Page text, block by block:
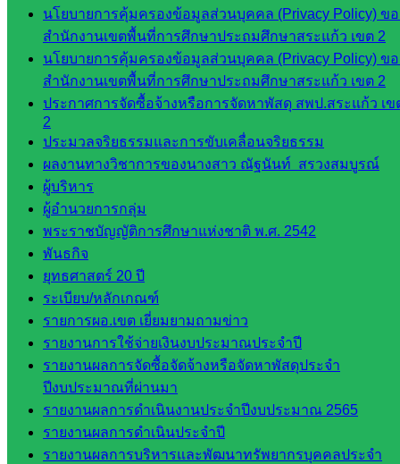
นโยบายการคุ้มครองข้อมูลส่วนบุคคล (Privacy Policy) ข
สำนักงานเขตพื้นที่การศึกษาประถมศึกษาสระแก้ว เขต 2
นโยบายการคุ้มครองข้อมูลส่วนบุคคล (Privacy Policy) ข
สำนักงานเขตพื้นที่การศึกษาประถมศึกษาสระแก้ว เขต 2
ประกาศการจัดซื้อจ้างหรือการจัดหาพัสดุ สพป.สระแก้ว เข
2
ประมวลจริยธรรมและการขับเคลื่อนจริยธรรม
ผลงานทางวิชาการของนางสาว ณัฐนันท์ สรวงสมบูรณ์
ผู้บริหาร
ผู้อำนวยการกลุ่ม
พระราชบัญญัติการศึกษาแห่งชาติ พ.ศ. 2542
พันธกิจ
ยุทธศาสตร์ 20 ปี
ระเบียบ/หลักเกณฑ์
รายการผอ.เขต เยี่ยมยามถามข่าว
รายงานการใช้จ่ายเงินงบประมาณประจำปี
รายงานผลการจัดซื้อจัดจ้างหรือจัดหาพัสดุประจำ
ปีงบประมาณที่ผ่านมา
รายงานผลการดำเนินงานประจำปีงบประมาณ 2565
รายงานผลการดำเนินประจำปี
รายงานผลการบริหารและพัฒนาทรัพยากรบุคคลประจำ
เว็บไซต์
คณะ
กรรมการ
ก.ต.ป.น.
เว็บไซต์
อ.ค.ก.ศ.เขต
พื้นที่การ
ศึกษา
ดาวน์โหลด
เอกสาร
กลุ่
มอำนวย
การ
กลุ่ม
บริหาร
งานงาน
เงินและ